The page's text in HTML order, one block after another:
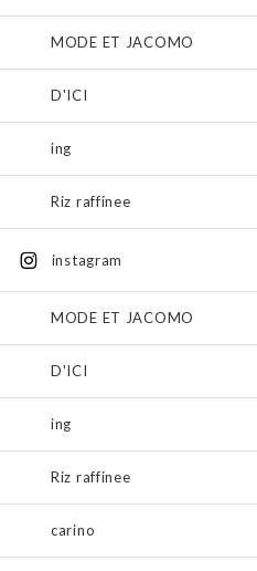
MODE ET JACOMO
D'ICI
ing
Riz raffinee
instagram
MODE ET JACOMO
D'ICI
ing
Riz raffinee
carino